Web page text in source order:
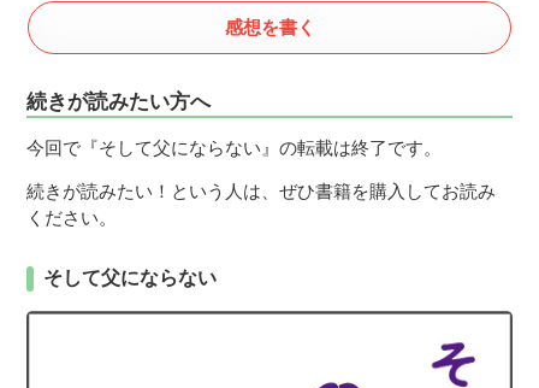
感想を書く
続きが読みたい方へ
今回で『そして父にならない』の転載は終了です。
続きが読みたい！という人は、ぜひ書籍を購入してお読み
ください。
そして父にならない